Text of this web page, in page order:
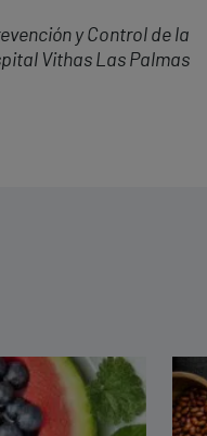
y Control de la
Vithas Las Palmas